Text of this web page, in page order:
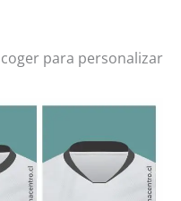
para personalizar